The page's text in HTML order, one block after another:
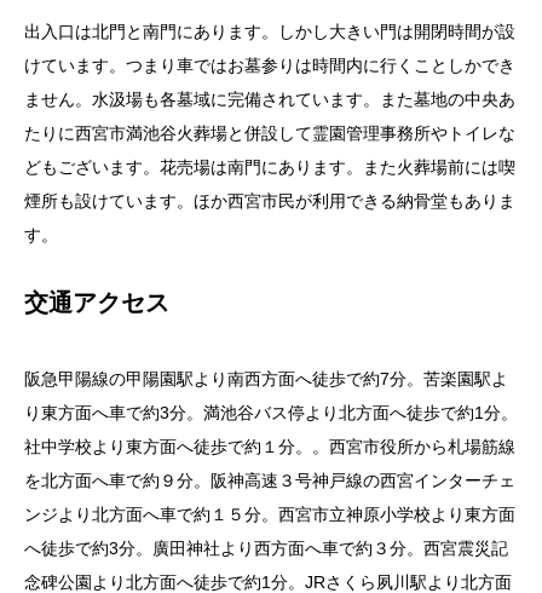
出入口は北門と南門にあります。しかし大きい門は開閉時間が設
けています。つまり車ではお墓参りは時間内に行くことしかでき
ません。水汲場も各墓域に完備されています。また墓地の中央あ
たりに西宮市満池谷火葬場と併設して霊園管理事務所やトイレな
どもございます。花売場は南門にあります。また火葬場前には喫
煙所も設けています。ほか西宮市民が利用できる納骨堂もありま
す。
交通アクセス
阪急甲陽線の甲陽園駅より南西方面へ徒歩で約7分。苦楽園駅よ
り東方面へ車で約3分。満池谷バス停より北方面へ徒歩で約1分。
社中学校より東方面へ徒歩で約１分。。西宮市役所から札場筋線
を北方面へ車で約９分。阪神高速３号神戸線の西宮インターチェ
ンジより北方面へ車で約１５分。西宮市立神原小学校より東方面
へ徒歩で約3分。廣田神社より西方面へ車で約３分。西宮震災記
念碑公園より北方面へ徒歩で約1分。JRさくら夙川駅より北方面